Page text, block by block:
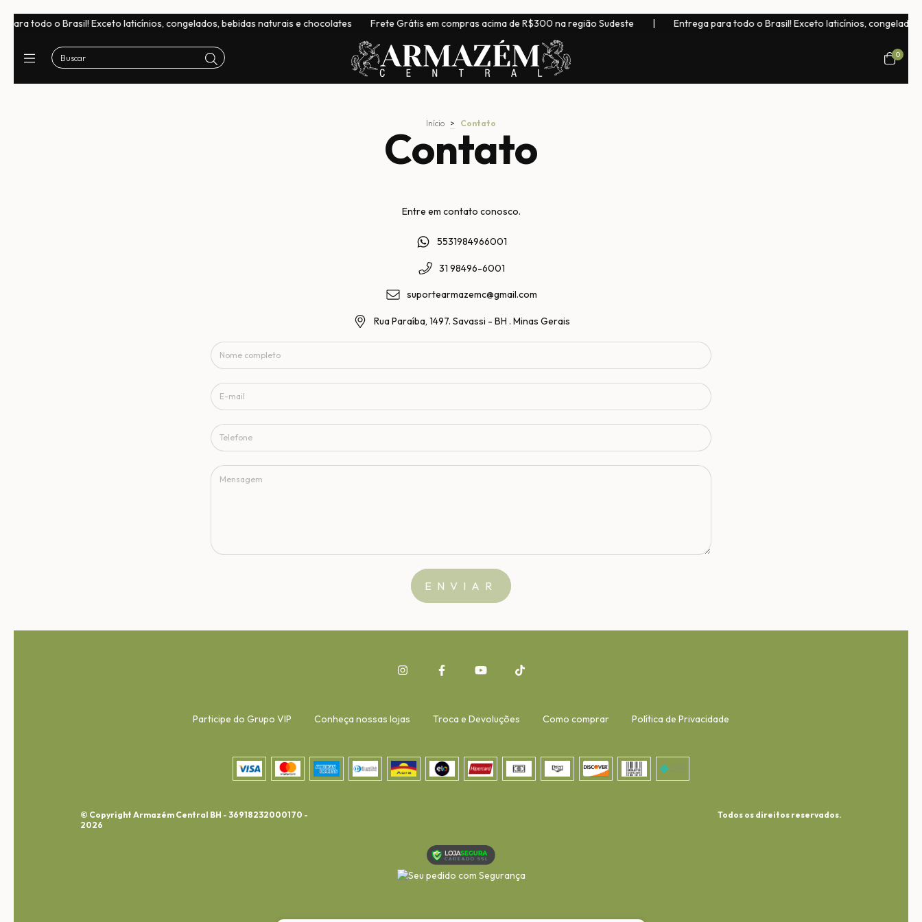
todo o Brasil! Exceto laticínios, congelados, bebidas naturais e chocolates Frete Grátis em compras acima de R$300 na região Sudeste Entrega para todo o Brasil! Exceto laticínios, congelados,
0
Início > Contato
Contato
Entre em contato conosco.
5531984966001
31 98496-6001
suportearmazemc@gmail.com
Rua Paraíba, 1497. Savassi - BH . Minas Gerais
Participe do Grupo VIP Conheça nossas lojas Troca e Devoluções Como comprar Política de Privacidade
© Copyright Armazém Central BH - 36918232000170 -
2026
Todos os direitos reservados.